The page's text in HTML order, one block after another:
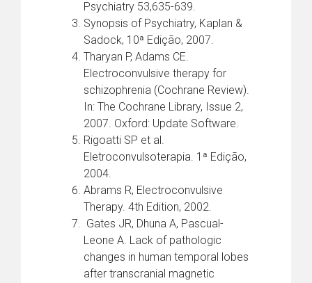
Psychiatry 53,635-639.
Synopsis of Psychiatry, Kaplan &
Sadock, 10ª Edição, 2007.
Tharyan P, Adams CE.
Electroconvulsive therapy for
schizophrenia (Cochrane Review).
In: The Cochrane Library, Issue 2,
2007. Oxford: Update Software.
Rigoatti SP et al.
Eletroconvulsoterapia. 1ª Edição,
2004.
Abrams R, Electroconvulsive
Therapy. 4th Edition, 2002.
Gates JR, Dhuna A, Pascual-
Leone A. Lack of pathologic
changes in human temporal lobes
after transcranial magnetic